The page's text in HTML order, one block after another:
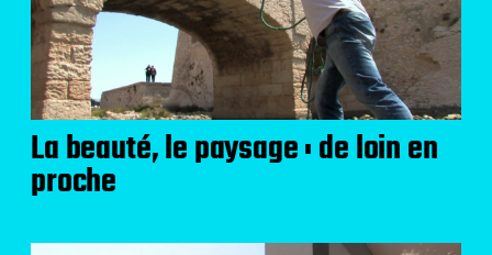
La beauté, le paysage : de loin en
proche